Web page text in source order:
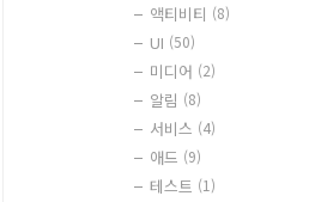
액티비티 (8)
UI (50)
미디어 (2)
알림 (8)
서비스 (4)
애드 (9)
테스트 (1)